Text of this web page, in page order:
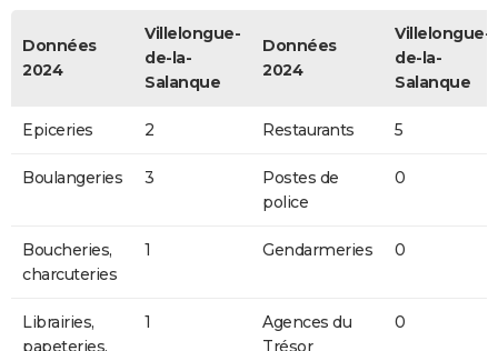
Données
2024
Villelongue-
de-la-
Salanque
Données
2024
Villelongue-
de-la-
Salanque
Epiceries 2 Restaurants 5
Boulangeries 3
Postes de
police
0
Boucheries,
charcuteries
1 Gendarmeries 0
Librairies,
papeteries,
1
Agences du
Trésor
0